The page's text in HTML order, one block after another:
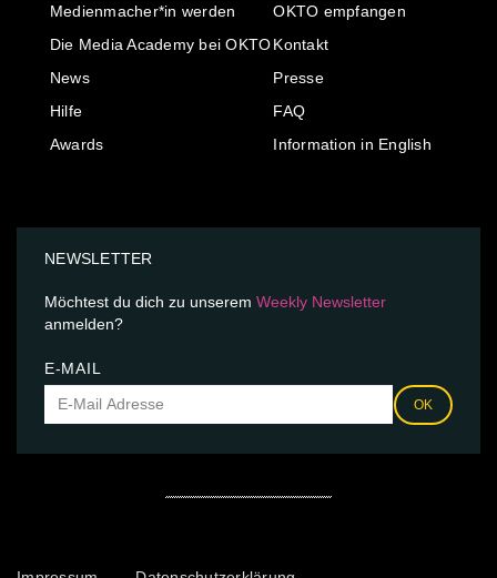
Medienmacher*in werden
Die Media Academy bei OKTO
News
Hilfe
Awards
OKTO empfangen
Kontakt
Presse
FAQ
Information in English
NEWSLETTER
Möchtest du dich zu unserem Weekly Newsletter
anmelden?
E-MAIL
OK